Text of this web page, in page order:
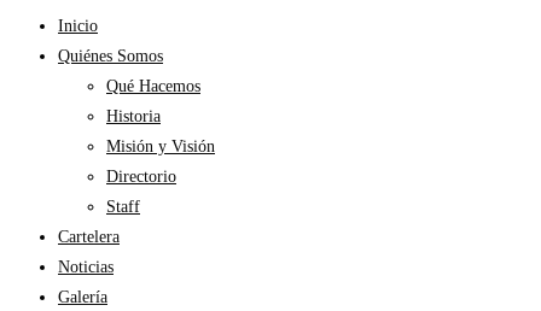
Inicio
Quiénes Somos
Qué Hacemos
Historia
Misión y Visión
Directorio
Staff
Cartelera
Noticias
Galería